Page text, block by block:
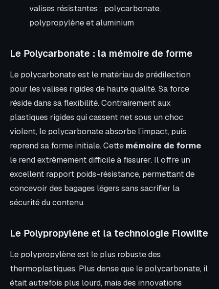
valises résistantes : polycarbonate,
polypropylène et aluminium
Le Polycarbonate : la mémoire de forme
Le polycarbonate est le matériau de prédilection
pour les valises rigides de haute qualité. Sa force
réside dans sa flexibilité. Contrairement aux
plastiques rigides qui cassent net sous un choc
violent, le polycarbonate absorbe l’impact, puis
reprend sa forme initiale. Cette mémoire de forme
le rend extrêmement difficile à fissurer. Il offre un
excellent rapport poids-résistance, permettant de
concevoir des bagages légers sans sacrifier la
sécurité du contenu.
Le Polypropylène et la technologie Flowlite
Le polypropylène est le plus robuste des
thermoplastiques. Plus dense que le polycarbonate, il
était autrefois plus lourd, mais des innovations